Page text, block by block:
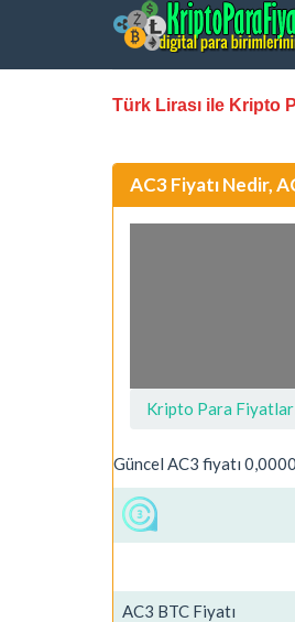
Türk Lirası ile Kripto
AC3 Fiyatı Nedir,
Kripto Para
Güncel AC3 fiyatı
AC3 BTC Fiyatı